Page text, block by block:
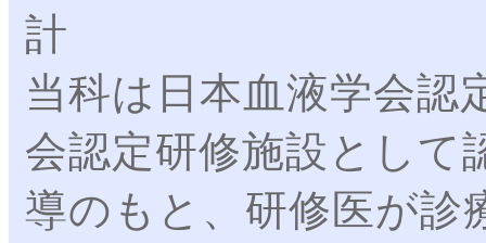
計 ●
当科は日本血液学会認
会認定研修施設として
導のもと、研修医が診